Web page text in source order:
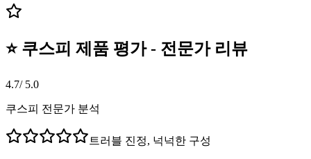
⭐ 쿠스피 제품 평가 - 전문가 리뷰
4.7/ 5.0
쿠스피 전문가 분석
트러블 진정, 넉넉한 구성